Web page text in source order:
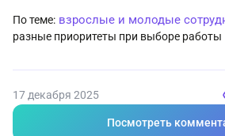
По теме: взрослые и молодые
разные приоритеты при выборе работы
17 декабря 2025
Посмотреть